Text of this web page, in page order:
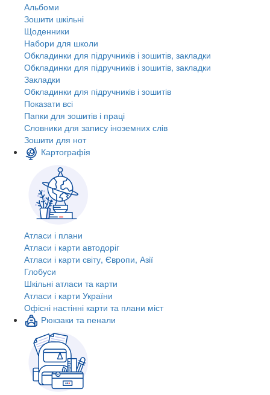
Альбоми
Зошити шкільні
Щоденники
Набори для школи
Обкладинки для підручників і зошитів, закладки
Обкладинки для підручників і зошитів, закладки
Закладки
Обкладинки для підручників і зошитів
Показати всі
Папки для зошитів і праці
Словники для запису іноземних слів
Зошити для нот
Картографія
Атласи і плани
Атласи і карти автодоріг
Атласи і карти світу, Європи, Азії
Глобуси
Шкільні атласи та карти
Атласи і карти України
Офісні настінні карти та плани міст
Рюкзаки та пенали